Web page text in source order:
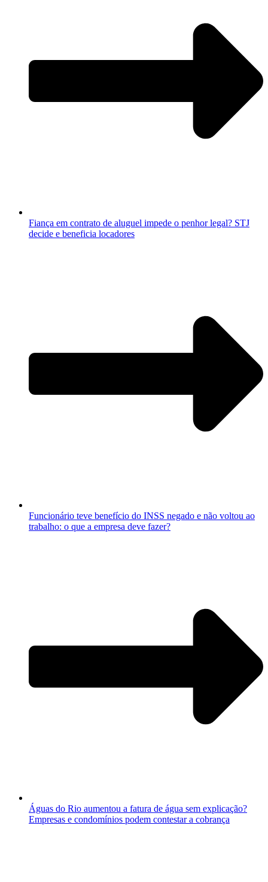
Fiança em contrato de aluguel impede o penhor legal? STJ
decide e beneficia locadores
Funcionário teve benefício do INSS negado e não voltou ao
trabalho: o que a empresa deve fazer?
Águas do Rio aumentou a fatura de água sem explicação?
Empresas e condomínios podem contestar a cobrança